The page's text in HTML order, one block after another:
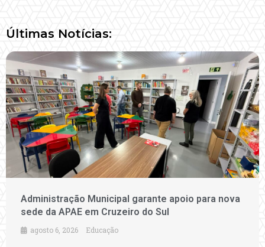
Últimas Notícias:
Administração Municipal garante apoio para nova
sede da APAE em Cruzeiro do Sul
agosto 6, 2026 Educação